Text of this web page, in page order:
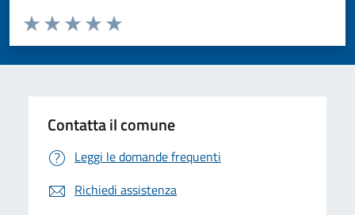
Valuta da 1 a 5 stelle la pagina
Valuta 5 stelle su 5
Valuta 4 stelle su 5
Valuta 3 stelle su 5
Valuta 2 stelle su 5
Valuta 1 stelle su 5
Contatta il comune
Leggi le domande frequenti
Richiedi assistenza